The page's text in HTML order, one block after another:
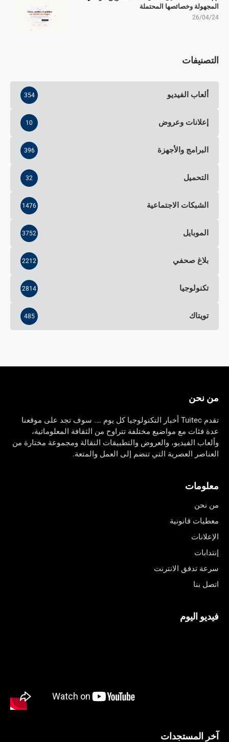
المجهولة وخصائصها المحتملة
26/04/24
التصنيفات
ألعاب الفيديو 354
إعلانات وعروض 10
البرامج والأجهزة 396
التحميل 32
الشبكات الاجتماعية 1476
الموبايل 3752
بلاغ صحفي 2212
تكنولوجيا 2814
تويتاك 485
من نحن
تقدم Tuitec أخبار التكنولوجيا كل يوم …. سوف تجد على موقعنا
عدة فئات مع مواضيع مختلفة تتراوح من الثقافة المعلوماتية،
وألعاب الفيديو، والعروض والتطبيقات النقالة ومجموعة مختارة من
العناصر العصرية التي تنضم إلى العمل والمتعة.
معلومات
من نحن
معطيات قانونية
الإعلانات
إنتدابات
سرعة تدفق الانترنت
اتصل بنا
فيديو اليوم
آخر المستجدات